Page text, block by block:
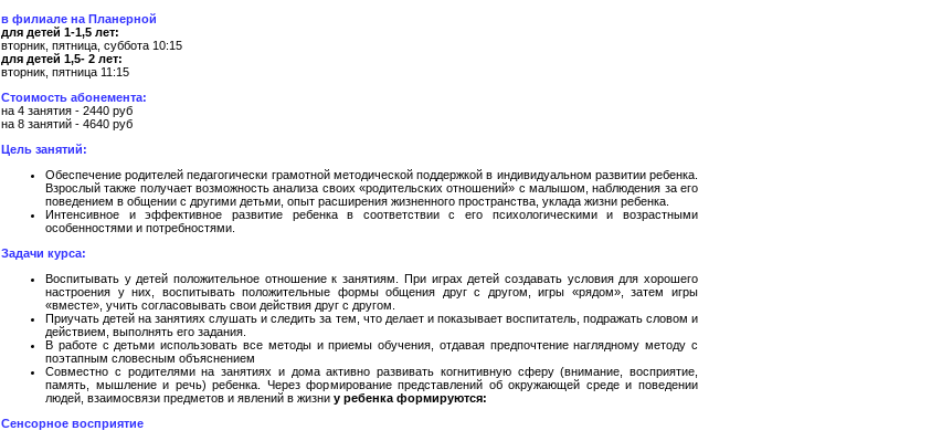
в филиале на Планерной
для детей 1-1,5 лет:
вторник, пятница, суббота 10:15
для детей 1,5- 2 лет:
вторник, пятница 11:15
Стоимость абонемента:
на 4 занятия - 2440 руб
на 8 занятий - 4640 руб
Цель занятий:
Обеспечение родителей педагогически грамотной методической поддержкой в индивидуальном развитии ребенка.
Взрослый также получает возможность анализа своих «родительских отношений» с малышом, наблюдения за его
поведением в общении с другими детьми, опыт расширения жизненного пространства, уклада жизни ребенка.
Интенсивное и эффективное развитие ребенка в соответствии с его психологическими и возрастными
особенностями и потребностями.
Задачи курса:
Воспитывать у детей положительное отношение к занятиям. При играх детей создавать условия для хорошего
настроения у них, воспитывать положительные формы общения друг с другом, игры «рядом», затем игры
«вместе», учить согласовывать свои действия друг с другом.
Приучать детей на занятиях слушать и следить за тем, что делает и показывает воспитатель, подражать словом и
действием, выполнять его задания.
В работе с детьми использовать все методы и приемы обучения, отдавая предпочтение наглядному методу с
поэтапным словесным объяснением
Совместно с родителями на занятиях и дома активно развивать когнитивную сферу (внимание, восприятие,
память, мышление и речь) ребенка. Через формирование представлений об окружающей среде и поведении
людей, взаимосвязи предметов и явлений в жизни у ребенка формируются:
Сенсорное восприятие